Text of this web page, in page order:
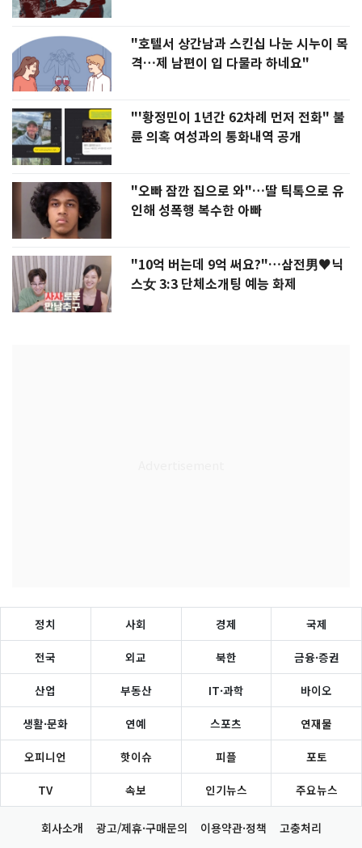
"호텔서 상간남과 스킨십 나눈 시누이 목
격…제 남편이 입 다물라 하네요"
"'황정민이 1년간 62차례 먼저 전화" 불
륜 의혹 여성과의 통화내역 공개
"오빠 잠깐 집으로 와"…딸 틱톡으로 유
인해 성폭행 복수한 아빠
"10억 버는데 9억 써요?"…삼전男♥닉
스女 3:3 단체소개팅 예능 화제
정치 사회 경제 국제
전국 외교 북한 금융·증권
산업 부동산 IT·과학 바이오
생활·문화 연예 스포츠 연재물
오피니언 핫이슈 피플 포토
TV 속보 인기뉴스 주요뉴스
회사소개 광고/제휴·구매문의 이용약관·정책 고충처리